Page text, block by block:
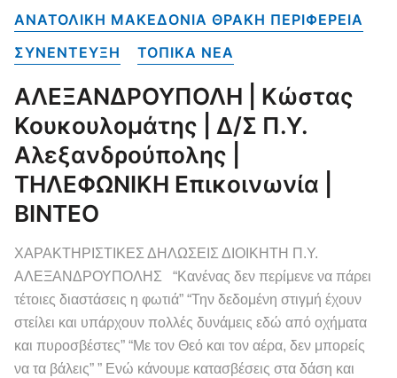
ΑΝΑΤΟΛΙΚΗ ΜΑΚΕΔΟΝΙΑ ΘΡΑΚΗ ΠΕΡΙΦΕΡΕΙΑ
ΣΥΝΕΝΤΕΥΞΗ
ΤΟΠΙΚΑ NEA
ΑΛΕΞΑΝΔΡΟΥΠΟΛΗ | Κώστας
Κουκουλομάτης | Δ/Σ Π.Υ.
Αλεξανδρούπολης |
ΤΗΛΕΦΩΝΙΚΗ Επικοινωνία |
ΒΙΝΤΕΟ
ΧΑΡΑΚΤΗΡΙΣΤΙΚΕΣ ΔΗΛΩΣΕΙΣ ΔΙΟΙΚΗΤΗ Π.Υ.
ΑΛΕΞΑΝΔΡΟΥΠΟΛΗΣ “Κανένας δεν περίμενε να πάρει
τέτοιες διαστάσεις η φωτιά” “Την δεδομένη στιγμή έχουν
στείλει και υπάρχουν πολλές δυνάμεις εδώ από οχήματα
και πυροσβέστες” “Με τον Θεό και τον αέρα, δεν μπορείς
να τα βάλεις” ” Ενώ κάνουμε κατασβέσεις στα δάση και